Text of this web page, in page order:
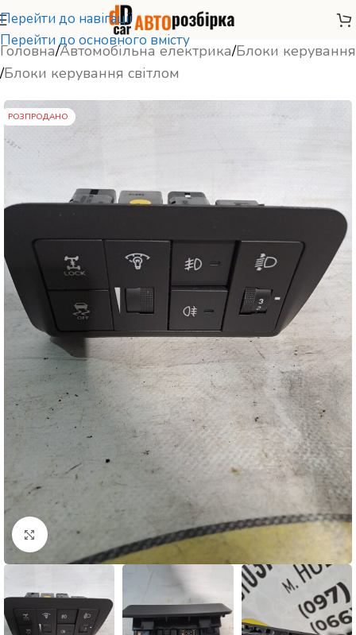
Перейти до навігації
Перейти до основного вмісту
Головна/Автомобільна електрика/Блоки керування
/Блоки керування світлом
РОЗПРОДАНО
Натисніть, щоб збільшити